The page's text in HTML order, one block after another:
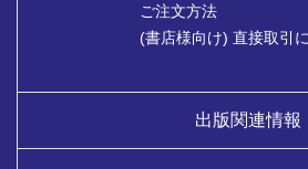
ご注文方法
(書店様向け) 直接取引
出版関連情報